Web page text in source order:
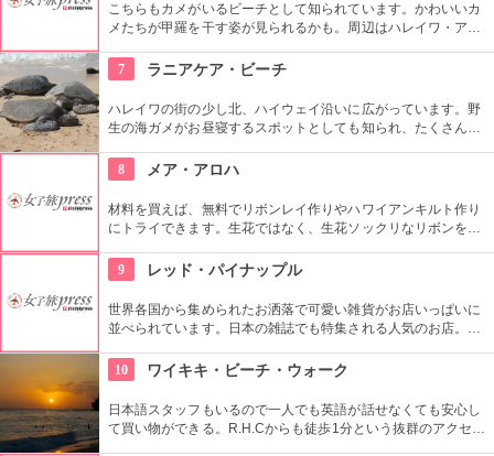
こちらもカメがいるビーチとして知られています。かわいいカ
メたちが甲羅を干す姿が見られるかも。周辺はハレイワ・アリ
的少なく、のんびり散策できるのもポイント高いですね。
7 ラニアケア・ビーチ
ハレイワの街の少し北、ハイウェイ沿いに広がっています。野
生の海ガメがお昼寝するスポットとしても知られ、たくさんの
れるようにという指示がありますから、守ってくださいね。
8 メア・アロハ
材料を買えば、無料でリボンレイ作りやハワイアンキルト作り
にトライできます。生花ではなく、生花ソックリなリボンを使
土産に持って帰れるなんて、ステキですよね。
9 レッド・パイナップル
世界各国から集められたお洒落で可愛い雑貨がお店いっぱいに
並べられています。日本の雑誌でも特集される人気のお店。ハ
フトボックスも作れちゃいます♪
10 ワイキキ・ビーチ・ウォーク
日本語スタッフもいるので一人でも英語が話せなくても安心し
て買い物ができる。R.H.Cからも徒歩1分という抜群のアクセス